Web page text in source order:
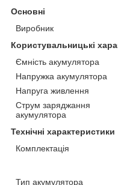
Основні
Виробник
Користувальницькі
Ємність акумулятора
Напружка акумулятора
Напруга живлення
Струм заряджання
акумулятора
Технічні характеристики
Комплектація
Тип акумулятора